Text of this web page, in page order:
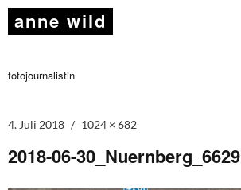
anne wild
fotojournalistin
4. Juli 2018 1024 × 682
2018-06-30_Nuernberg_6629